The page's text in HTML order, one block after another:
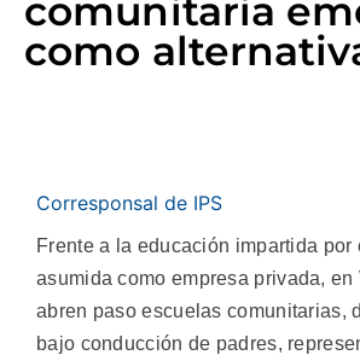
comunitaria
como
Corresponsal de IPS
Frente a la educación impartida por
asumida como empresa privada, en
abren paso escuelas comunitarias,
bajo conducción de padres,